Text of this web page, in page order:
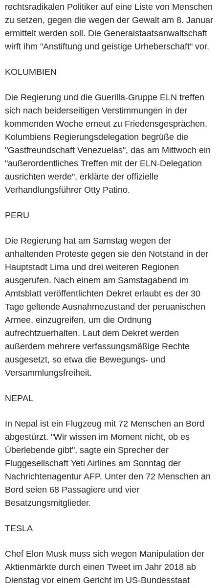
rechtsradikalen Politiker auf eine Liste von Menschen
zu setzen, gegen die wegen der Gewalt am 8. Januar
ermittelt werden soll. Die Generalstaatsanwaltschaft
wirft ihm "Anstiftung und geistige Urheberschaft" vor.
KOLUMBIEN
Die Regierung und die Guerilla-Gruppe ELN treffen
sich nach beiderseitigen Verstimmungen in der
kommenden Woche erneut zu Friedensgesprächen.
Kolumbiens Regierungsdelegation begrüße die
"Gastfreundschaft Venezuelas", das am Mittwoch ein
"außerordentliches Treffen mit der ELN-Delegation
ausrichten werde", erklärte der offizielle
Verhandlungsführer Otty Patino.
PERU
Die Regierung hat am Samstag wegen der
anhaltenden Proteste gegen sie den Notstand in der
Hauptstadt Lima und drei weiteren Regionen
ausgerufen. Nach einem am Samstagabend im
Amtsblatt veröffentlichten Dekret erlaubt es der 30
Tage geltende Ausnahmezustand der peruanischen
Armee, einzugreifen, um die Ordnung
aufrechtzuerhalten. Laut dem Dekret werden
außerdem mehrere verfassungsmäßige Rechte
ausgesetzt, so etwa die Bewegungs- und
Versammlungsfreiheit.
NEPAL
In Nepal ist ein Flugzeug mit 72 Menschen an Bord
abgestürzt. "Wir wissen im Moment nicht, ob es
Überlebende gibt", sagte ein Sprecher der
Fluggesellschaft Yeti Airlines am Sonntag der
Nachrichtenagentur AFP. Unter den 72 Menschen an
Bord seien 68 Passagiere und vier
Besatzungsmitglieder.
TESLA
Chef Elon Musk muss sich wegen Manipulation der
Aktienmärkte durch einen Tweet im Jahr 2018 ab
Dienstag vor einem Gericht im US-Bundesstaat